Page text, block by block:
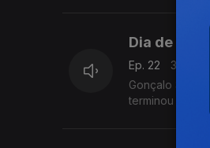
Dia de Jogo
Ep. 22
31 mai.
Gonçalo
terminou em